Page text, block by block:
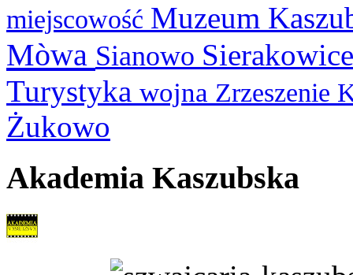
miejscowość Muzeum
Mòwa Sianowo
Turystyka wojna Zrzeszenie
Żukowo
Akademia Kaszubska